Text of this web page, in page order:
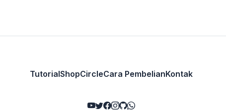
TutorialShopCircleCara PembelianKontak